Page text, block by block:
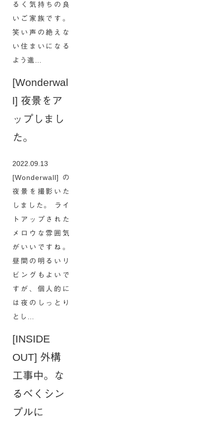
るく気持ちの良
いご家族です。
笑い声の絶えな
い住まいになる
よう進…
[Wonderwal
l] 夜景をア
ップしまし
た。
2022.09.13
[Wonderwall]の
夜景を撮影いた
しました。 ライ
トアップされた
メロウな雰囲気
がいいですね。
昼間の明るいリ
ビングもよいで
すが、個人的に
は夜のしっとり
とし…
[INSIDE
OUT] 外構
工事中。な
るべくシン
プルに